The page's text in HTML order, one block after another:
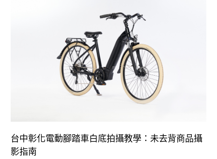
台中彰化電動腳踏車白底拍攝教學：未去背商品攝
影指南